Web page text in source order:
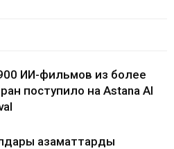
ИИ-фильмов из более
поступило на Astana AI
азаматтардың